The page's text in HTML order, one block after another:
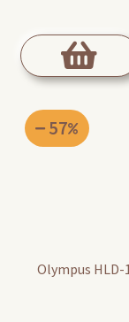
Olympus
57